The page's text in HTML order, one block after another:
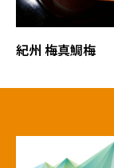
紀州 梅真鯛梅